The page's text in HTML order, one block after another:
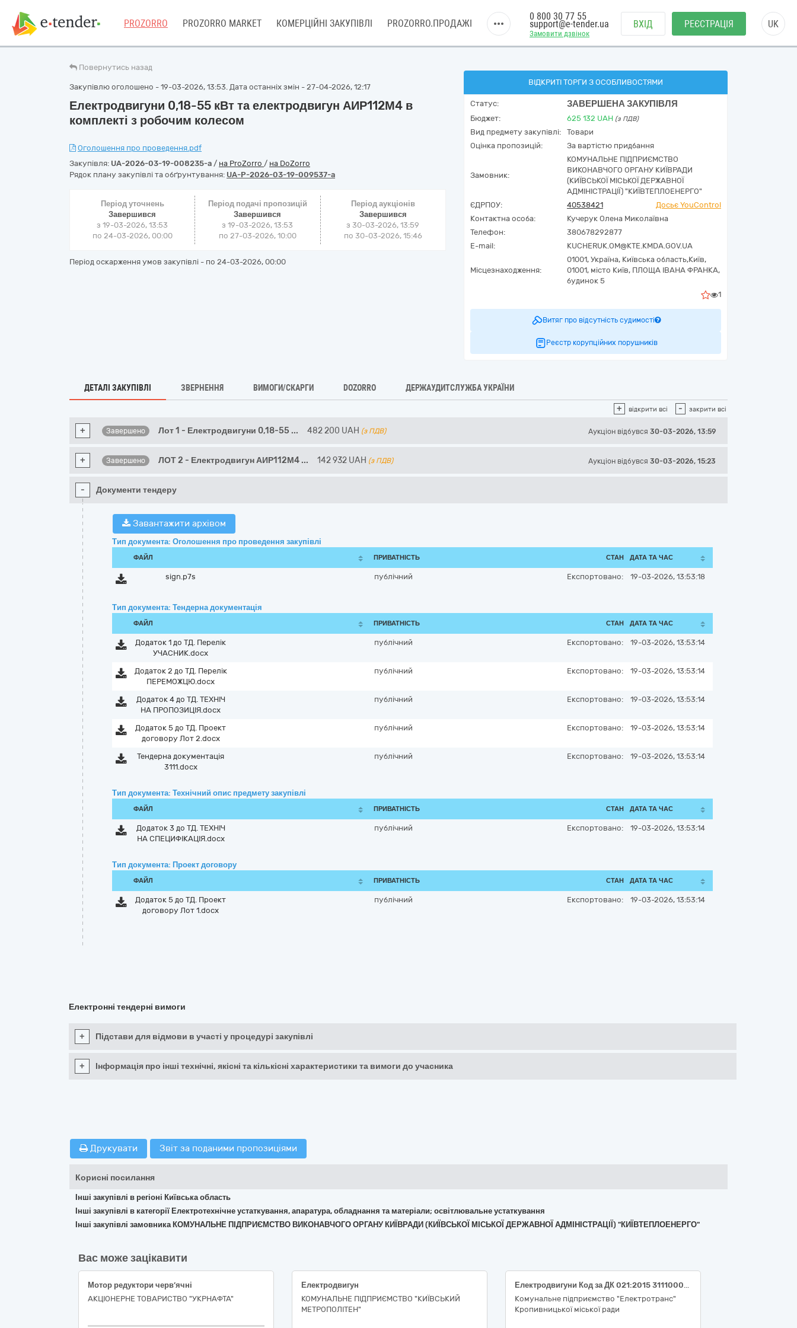
PROZORRO PROZORRO MARKET КОМЕРЦІЙНІ ЗАКУПІВЛІ PROZORRO.ПРОДАЖІ
Замовити дзвінок
0 800 30 77 55
support@e-tender.ua ВХІД РЕЄСТРАЦІЯ UK
Повернутись назад
Закупівлю оголошено - 19-03-2026, 13:53. Дата останніх змін - 27-04-2026, 12:17
Електродвигуни 0,18-55 кВт та електродвигун АИР112М4 в
комплекті з робочим колесом
Оголошення про проведення.pdf
Закупівля: UA-2026-03-19-008235-a / на ProZorro / на DoZorro
Рядок плану закупівлі та обґрунтування: UA-P-2026-03-19-009537-a
Період уточнень
Завершився
з 19-03-2026, 13:53
по 24-03-2026, 00:00
Період подачі пропозицій
Завершився
з 19-03-2026, 13:53
по 27-03-2026, 10:00
Період аукціонів
Завершився
з30-03-2026, 13:59
по 30-03-2026, 15:46
Період оскарження умов закупівлі - по 24-03-2026, 00:00
ВІДКРИТІ ТОРГИ З ОСОБЛИВОСТЯМИ
Статус: ЗАВЕРШЕНА ЗАКУПІВЛЯ
Бюджет: 625 132 UAH (з ПДВ)
Вид предмету закупівлі:
Товари
Оцінка пропозицій:
За вартістю придбання
Замовник:
КОМУНАЛЬНЕ ПІДПРИЄМСТВО
ВИКОНАВЧОГО ОРГАНУ КИЇВРАДИ
(КИЇВСЬКОЇ МІСЬКОЇ ДЕРЖАВНОЇ
АДМІНІСТРАЦІЇ) "КИЇВТЕПЛОЕНЕРГО"
ЄДРПОУ:
40538421
Досьє YouControl
Контактна особа:
Кучерук Олена Миколаївна
Телефон:
380678292877
E-mail:
KUCHERUK.OM@KTE.KMDA.GOV.UA
Місцезнаходження:
01001, Україна, Київська область,Київ,
01001, місто Київ, ПЛОЩА ІВАНА ФРАНКА,
будинок 5
1
Витяг про відсутність судимості
Реєстр корупційних порушників
ДЕТАЛІ ЗАКУПІВЛІ ЗВЕРНЕННЯ ВИМОГИ/СКАРГИ DOZORRO ДЕРЖАУДИТСЛУЖБА УКРАЇНИ
+ відкрити всі - закрити всі
+ Завершено Лот 1 - Електродвигуни 0,18-55 ... 482 200 UAH (з ПДВ) Аукціон відбувся 30-03-2026, 13:59
+ Завершено ЛОТ 2 - Електродвигун АИР112М4 ... 142 932 UAH (з ПДВ) Аукціон відбувся 30-03-2026, 15:23
- Документи тендеру
Завантажити архівом
Тип документа: Оголошення про проведення закупівлі
ФАЙЛ ПРИВАТНІСТЬ СТАН ДАТА ТА ЧАС
sign.p7s публічний Експортовано: 19-03-2026, 13:53:18
Тип документа: Тендерна документація
ФАЙЛ ПРИВАТНІСТЬ СТАН ДАТА ТА ЧАС
Додаток 1 до ТД. Перелік
УЧАСНИК.docx
публічний Експортовано: 19-03-2026, 13:53:14
Додаток 2 до ТД. Перелік
ПЕРЕМОЖЦЮ.docx
публічний Експортовано: 19-03-2026, 13:53:14
Додаток 4 до ТД. ТЕХНІЧ
НА ПРОПОЗИЦІЯ.docx
публічний Експортовано: 19-03-2026, 13:53:14
Додаток 5 до ТД. Проект
договору Лот 2.docx
публічний Експортовано: 19-03-2026, 13:53:14
Тендерна документація
3111.docx
публічний Експортовано: 19-03-2026, 13:53:14
Тип документа: Технічний опис предмету закупівлі
ФАЙЛ ПРИВАТНІСТЬ СТАН ДАТА ТА ЧАС
Додаток 3 до ТД. ТЕХНІЧ
НА СПЕЦИФІКАЦІЯ.docx
публічний Експортовано: 19-03-2026, 13:53:14
Тип документа: Проект договору
ФАЙЛ ПРИВАТНІСТЬ СТАН ДАТА ТА ЧАС
Додаток 5 до ТД. Проект
договору Лот 1.docx
публічний Експортовано: 19-03-2026, 13:53:14
Електронні тендерні вимоги
+ Підстави для відмови в участі у процедурі закупівлі
+ Інформація про інші технічні, якісні та кількісні характеристики та вимоги до учасника
Друкувати Звіт за поданими пропозиціями
Корисні посилання
Інші закупівлі в регіоні Київська область
Інші закупівлі в категорії Електротехнічне устаткування, апаратура, обладнання та матеріали; освітлювальне устаткування
Інші закупівлі замовника КОМУНАЛЬНЕ ПІДПРИЄМСТВО ВИКОНАВЧОГО ОРГАНУ КИЇВРАДИ (КИЇВСЬКОЇ МІСЬКОЇ ДЕРЖАВНОЇ АДМІНІСТРАЦІЇ) "КИЇВТЕПЛОЕНЕРГО"
Вас може зацікавити
Мотор редуктори черв’ячні
АКЦІОНЕРНЕ ТОВАРИСТВО "УКPНAФТА"
Електродвигун
КОМУНАЛЬНЕ ПІДПРИЄМСТВО "КИЇВСЬКИЙ
МЕТРОПОЛІТЕН"
Електродвигуни Код за ДК 021:2015 31110000-0 Електродвигуни
Комунальне підприємство "Електротранс"
Кропивницької міської ради